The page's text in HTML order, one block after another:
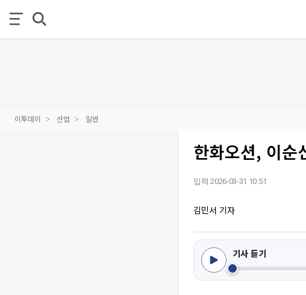
이투데이 산업 일반
한화오션, 이순
입력 2026-03-31 10:51
김민서 기자
기사 듣기